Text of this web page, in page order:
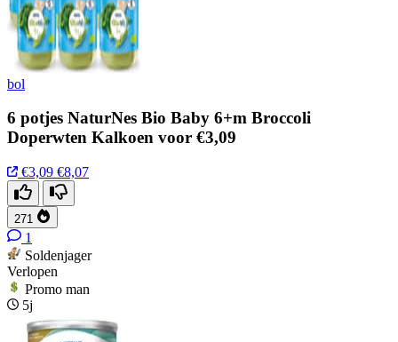
bol
6 potjes NaturNes Bio Baby 6+m Broccoli
Doperwten Kalkoen voor €3,09
€3,09 €8,07
271
1
Soldenjager
Verlopen
Promo man
5j